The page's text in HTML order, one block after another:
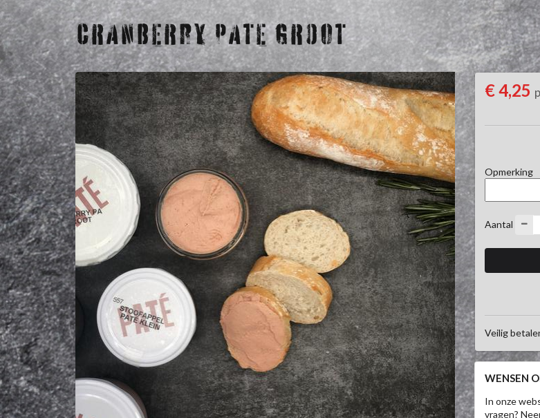
CRANBERRY PATE GROOT
€ 4,25
Opmerking
Aantal
Veilig
WENSEN
In onze
vragen?